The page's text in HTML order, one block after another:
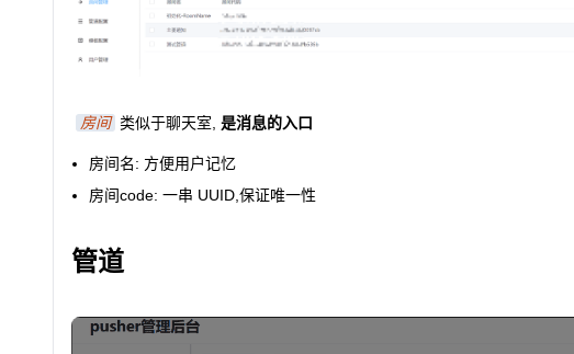
房间 类似于聊天室, 是消息的入口
房间名: 方便用户记忆
房间code: 一串 UUID,保证唯一性
管道